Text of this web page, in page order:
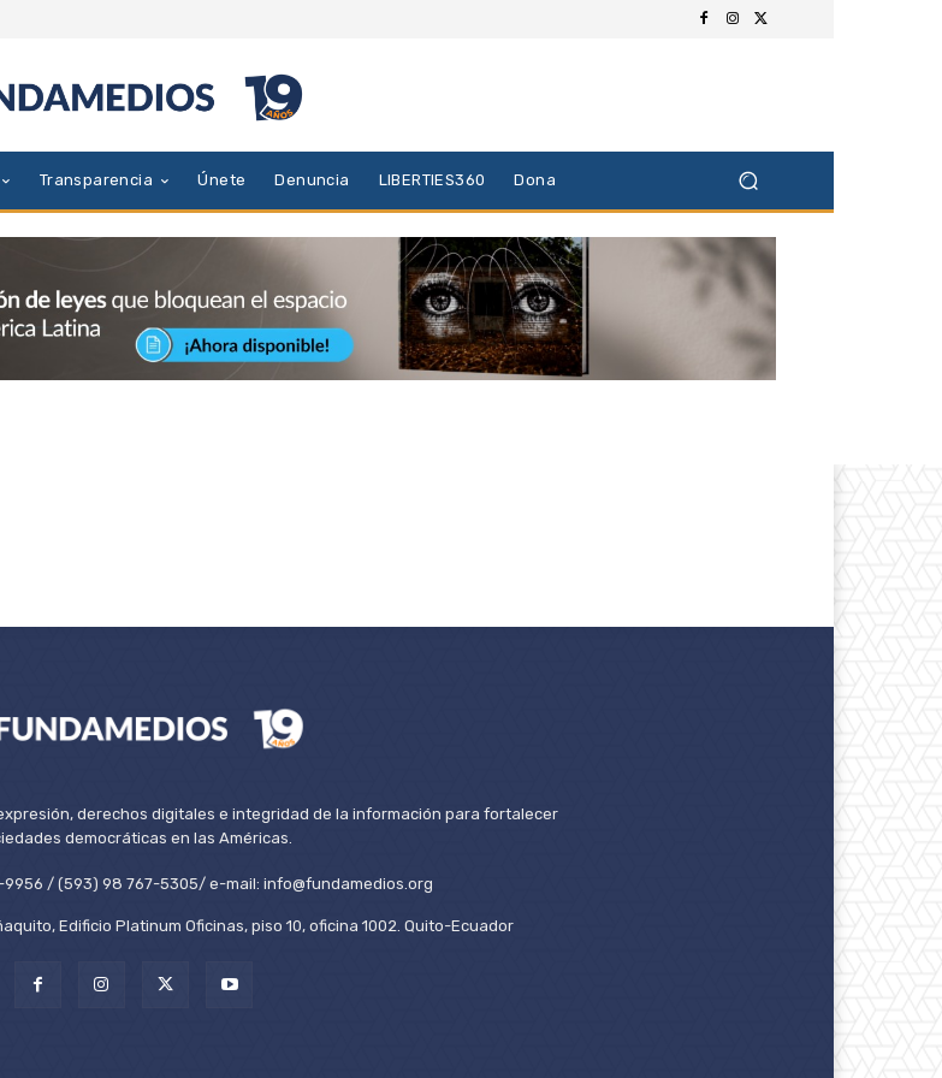
Transparencia Únete Denuncia LIBERTIES360 Dona
derechos digitales e integridad de la información para fortalecer
democráticas en las Américas.
9956 / (593) 98 767-5305/ e-mail: info@fundamedios.org
Edificio Platinum Oficinas, piso 10, oficina 1002. Quito-Ecuador